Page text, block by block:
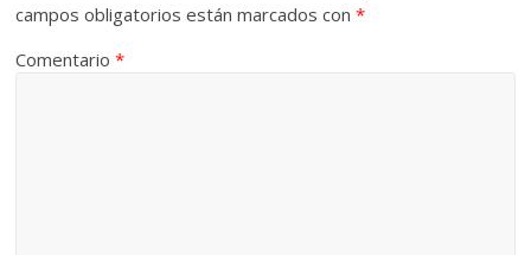
campos obligatorios están marcados con*
Comentario*